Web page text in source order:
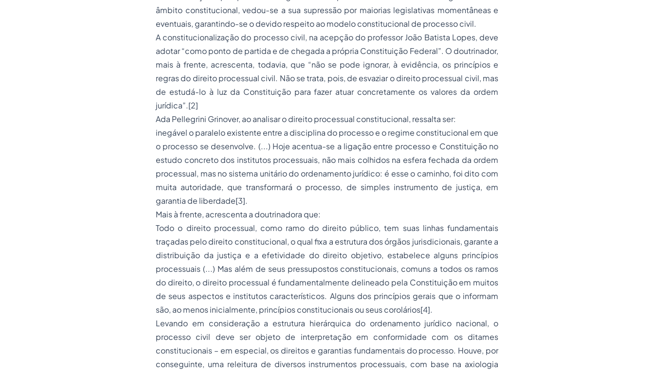
âmbito constitucional, vedou-se a sua supressão por maiorias legislativas momentâneas e
eventuais, garantindo-se o devido respeito ao modelo constitucional de processo civil.
A constitucionalização do processo civil, na acepção do professor João Batista Lopes, deve
adotar “como ponto de partida e de chegada a própria Constituição Federal”. O doutrinador,
mais à frente, acrescenta, todavia, que “não se pode ignorar, à evidência, os princípios e
regras do direito processual civil. Não se trata, pois, de esvaziar o direito processual civil, mas
de estudá-lo à luz da Constituição para fazer atuar concretamente os valores da ordem
jurídica”.[2]
Ada Pellegrini Grinover, ao analisar o direito processual constitucional, ressalta ser:
inegável o paralelo existente entre a disciplina do processo e o regime constitucional em que
o processo se desenvolve. (...) Hoje acentua-se a ligação entre processo e Constituição no
estudo concreto dos institutos processuais, não mais colhidos na esfera fechada da ordem
processual, mas no sistema unitário do ordenamento jurídico: é esse o caminho, foi dito com
muita autoridade, que transformará o processo, de simples instrumento de justiça, em
garantia de liberdade[3].
Mais à frente, acrescenta a doutrinadora que:
Todo o direito processual, como ramo do direito público, tem suas linhas fundamentais
traçadas pelodireito constitucional, o qual fixa a estrutura dos órgãos jurisdicionais, garante a
distribuição da justiça e a efetividade do direito objetivo, estabelece alguns princípios
processuais (...) Mas além de seus pressupostos constitucionais, comuns a todos os ramos
do direito, o direito processual é fundamentalmente delineado pela Constituição em muitos
de seus aspectos e institutos característicos. Alguns dos princípios gerais que o informam
são, ao menos inicialmente, princípios constitucionais ou seus corolários[4].
Levando em consideração a estrutura hierárquica do ordenamento jurídico nacional, o
processo civil deve ser objeto de interpretação em conformidade com os ditames
constitucionais – em especial, os direitos e garantias fundamentais do processo. Houve, por
conseguinte, uma releitura de diversos instrumentos processuais, com base na axiologia